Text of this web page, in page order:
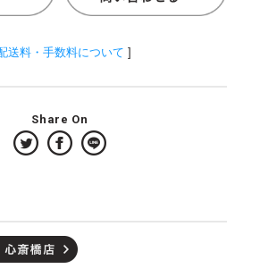
送料・手数料について ]
Share On